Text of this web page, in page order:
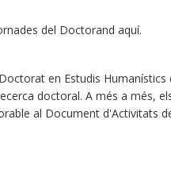
del Doctorand aquí.
en Estudis Humanístics
doctoral. A més a més,
al Document d'Activitats